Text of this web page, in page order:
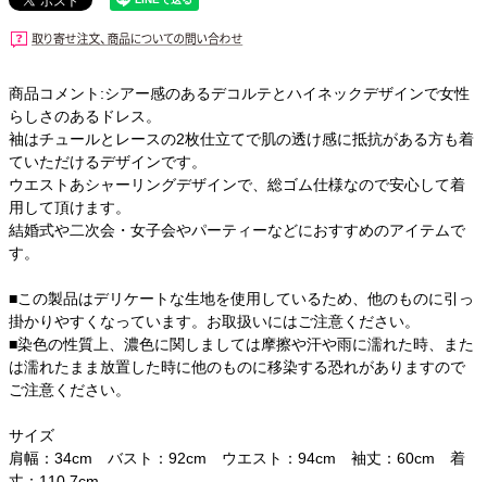
商品コメント:シアー感のあるデコルテとハイネックデザインで女性
らしさのあるドレス。
袖はチュールとレースの2枚仕立てで肌の透け感に抵抗がある方も着
ていただけるデザインです。
ウエストあシャーリングデザインで、総ゴム仕様なので安心して着
用して頂けます。
結婚式や二次会・女子会やパーティーなどにおすすめのアイテムで
す。
■この製品はデリケートな生地を使用しているため、他のものに引っ
掛かりやすくなっています。お取扱いにはご注意ください。
■染色の性質上、濃色に関しましては摩擦や汗や雨に濡れた時、また
は濡れたまま放置した時に他のものに移染する恐れがありますので
ご注意ください。
サイズ
肩幅：34cm バスト：92cm ウエスト：94cm 袖丈：60cm 着